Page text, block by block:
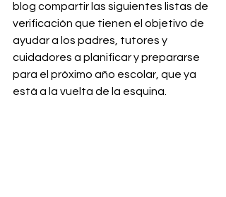
blog compartir las siguientes listas de
verificación que tienen el objetivo de
ayudar a los padres, tutores y
cuidadores a planificar y prepararse
para el próximo año escolar, que ya
está a la vuelta de la esquina.